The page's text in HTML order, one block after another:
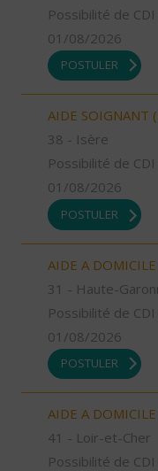
Possibilité de CDI
01/08/2026
POSTULER
AIDE SOIGNANT
38 - Isère
Possibilité de CDI
01/08/2026
POSTULER
AIDE A
31 - Haute-
Possibilité de CDI
01/08/2026
POSTULER
AIDE A
41 - Loir-et-Cher
Possibilité de CDI